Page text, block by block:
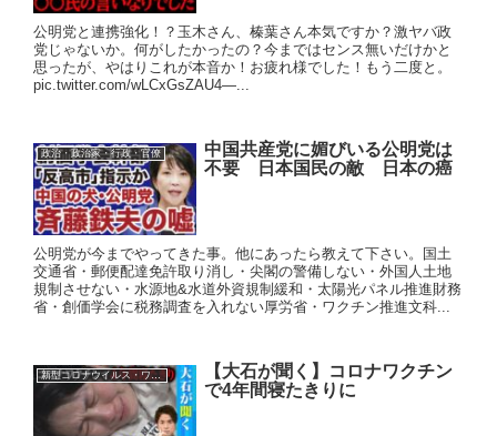
公明党と連携強化！？玉木さん、榛葉さん本気ですか？激ヤバ政
党じゃないか。何がしたかったの？今まではセンス無いだけかと
思ったが、やはりこれが本音か！お疲れ様でした！もう二度と。
pic.twitter.com/wLCxGsZAU4—...
政治・政治家・行政・官僚
中国共産党に媚びいる公明党は
不要 日本国民の敵 日本の癌
公明党が今までやってきた事。他にあったら教えて下さい。国土
交通省・郵便配達免許取り消し・尖閣の警備しない・外国人土地
規制させない・水源地&水道外資規制緩和・太陽光パネル推進財務
省・創価学会に税務調査を入れない厚労省・ワクチン推進文科...
新型コロナウイルス・ワクチン
【大石が聞く】コロナワクチン
で4年間寝たきりに